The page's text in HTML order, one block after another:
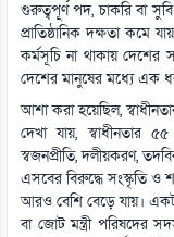
গুরুত্বপূর্ণ পদ, চাকরি বা
প্রাতিষ্ঠানিক দক্ষতা কমে
কর্মসূচি না থাকায় দেশের
দেশের মানুষের মধ্যে এক
আশা করা হয়েছিল,
দেখা যায়, স্বাধীনতার
স্বজনপ্রীতি, দলীয়করণ,
এসবের বিরুদ্ধে সংস্কৃতি ও
আরও বেশি বেড়ে যায়।
বা জোট মন্ত্রী পরিষদের